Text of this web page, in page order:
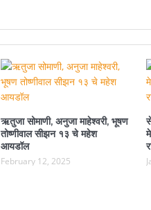
ऋतुजा सोमाणी, अनुजा माहेश्वरी, भूषण
तोष्णीवाल सीझन १३ चे महेश
आयडॉल
February 12, 2025